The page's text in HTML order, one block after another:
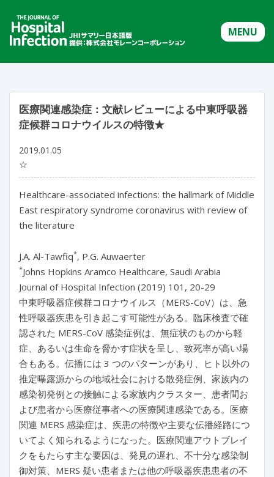
MENU
医療関連感染症：文献レビューによる中東呼吸器
症候群コロナウイルスの特徴★
2019.01.05
☆
Healthcare-associated infections: the hallmark of Middle
East respiratory syndrome coronavirus with review of
the literature
J.A. Al-Tawfiq*, P.G. Auwaerter
*Johns Hopkins Aramco Healthcare, Saudi Arabia
Journal of Hospital Infection (2019) 101, 20-29
中東呼吸器症候群コロナウイルス（MERS-CoV）は、急
性呼吸器疾患を引き起こす可能性がある。臨床検査で確
認された MERS-CoV 感染症例は、無症状のものから軽
症、あるいは生命を脅かす症状を呈し、致死率が高い場
合もある。伝播には 3 つのパターンがあり、ヒト以外の
推定曝露源からの地域社会における散発症例、家族内の
感染初発例との接触による家族内クラスター、患者間お
よび患者から医療従事者への医療関連感染である。医療
関連 MERS 感染症は、疾患の特徴や主要な伝播経路につ
いてよく知られるようになった。医療関連アウトブレイ
クをもたらす主な要因は、発見の遅れ、不十分な感染制
御対策、MERS 疑い患者または他の呼吸器疾患患者の不